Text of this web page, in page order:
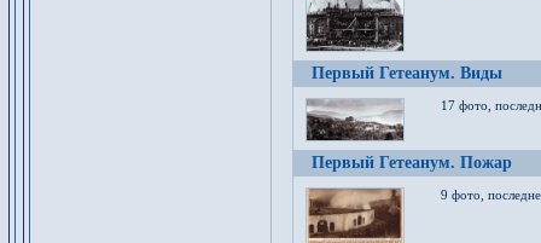
Первый Гетеанум. Виды
17 фото,
Первый Гетеанум. Пожар
9 фото,